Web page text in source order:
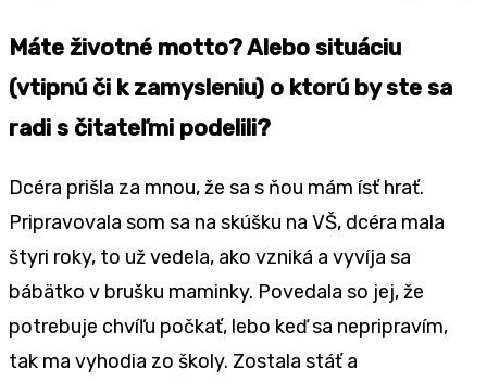
Máte životné motto? Alebo situáciu
(vtipnú či k zamysleniu) o ktorú by ste sa
radi s čitateľmi podelili?
Dcéra prišla za mnou, že sa s ňou mám ísť hrať.
Pripravovala som sa na skúšku na VŠ, dcéra mala
štyri roky, to už vedela, ako vzniká a vyvíja sa
bábätko v brušku maminky. Povedala so jej, že
potrebuje chvíľu počkať, lebo keď sa nepripravím,
tak ma vyhodia zo školy. Zostala stáť a